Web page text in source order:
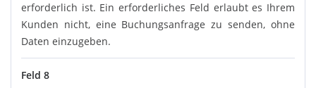
erforderlich ist. Ein erforderliches Feld erlaubt es Ihrem
Kunden nicht, eine Buchungsanfrage zu senden, ohne
Daten einzugeben.
Feld 8